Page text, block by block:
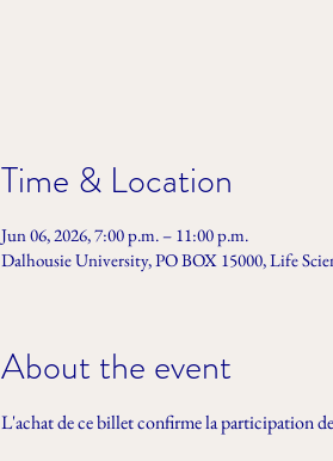
Time & Location
Jun 06, 2026, 7:00 p.m. – 11:00 p.m.
Dalhousie University, PO BOX 15000, Life
About the event
L'achat de ce billet confirme la participation